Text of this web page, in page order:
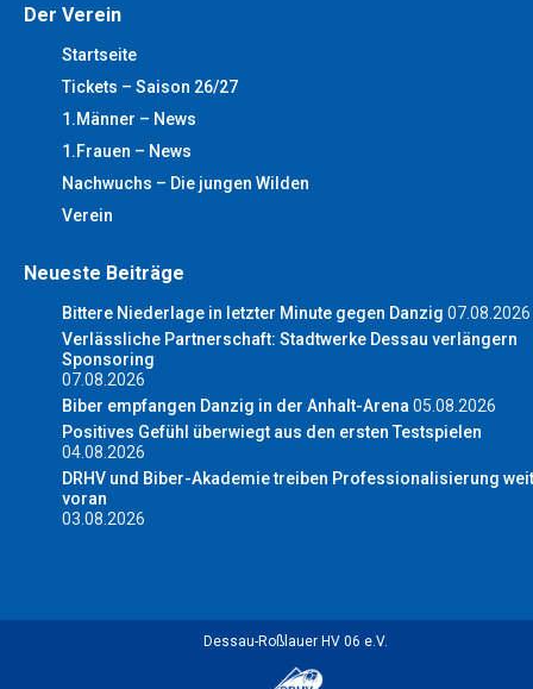
Der Verein
Startseite
Tickets – Saison 26/27
1.Männer – News
1.Frauen – News
Nachwuchs – Die jungen Wilden
Verein
Neueste Beiträge
Bittere Niederlage in letzter Minute gegen Danzig 07.08.2026
Verlässliche Partnerschaft: Stadtwerke Dessau verlängern
Sponsoring
07.08.2026
Biber empfangen Danzig in der Anhalt-Arena 05.08.2026
Positives Gefühl überwiegt aus den ersten Testspielen
04.08.2026
DRHV und Biber-Akademie treiben Professionalisierung
voran
03.08.2026
Dessau-Roßlauer HV 06 e.V.